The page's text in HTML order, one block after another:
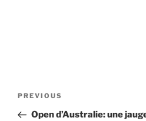
Previous
Post
PREVIOUS
Open d’Australie: une